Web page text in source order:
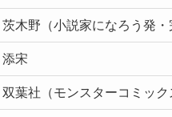
茨木野（小説家になろう発・
添宋
双葉社（モンスターコミック